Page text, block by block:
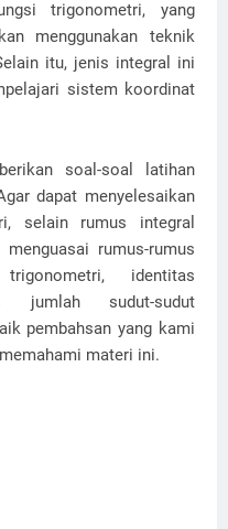
trigonometri, yang
menggunakan teknik
itu, jenis integral ini
sistem koordinat
soal-soal latihan
dapat menyelesaikan
selain rumus integral
rumus-rumus
identitas
jumlah sudut-sudut
pembahsan yang kami
materi ini.